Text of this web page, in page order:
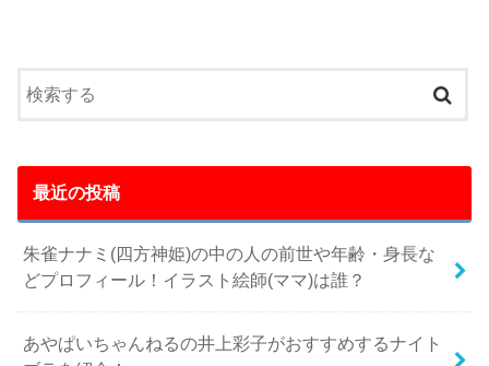
最近の投稿
朱雀ナナミ(四方神姫)の中の人の前世や年齢・身長な
どプロフィール！イラスト絵師(ママ)は誰？
あやぱいちゃんねるの井上彩子がおすすめするナイト